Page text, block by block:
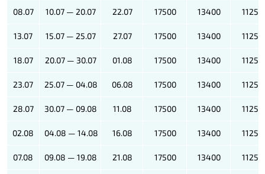
08.07 10.07 — 20.07 22.07 17500 13400 11250
13.07 15.07 — 25.07 27.07 17500 13400 11250
18.07 20.07 — 30.07 01.08 17500 13400 11250
23.07 25.07 — 04.08 06.08 17500 13400 11250
28.07 30.07 — 09.08 11.08 17500 13400 11250
02.08 04.08 — 14.08 16.08 17500 13400 11250
07.08 09.08 — 19.08 21.08 17500 13400 11250